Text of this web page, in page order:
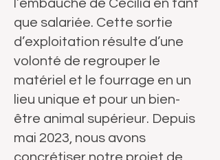
l’embauche de Cécilia en tant
que salariée. Cette sortie
d’exploitation résulte d’une
volonté de regrouper le
matériel et le fourrage en un
lieu unique et pour un bien-
être animal supérieur. Depuis
mai 2023, nous avons